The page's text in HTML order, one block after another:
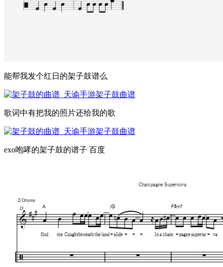
能帮我发个红日的架子鼓谱么
歌词中有把我的照片还给我的歌
exo咆哮的架子鼓的谱子 百度